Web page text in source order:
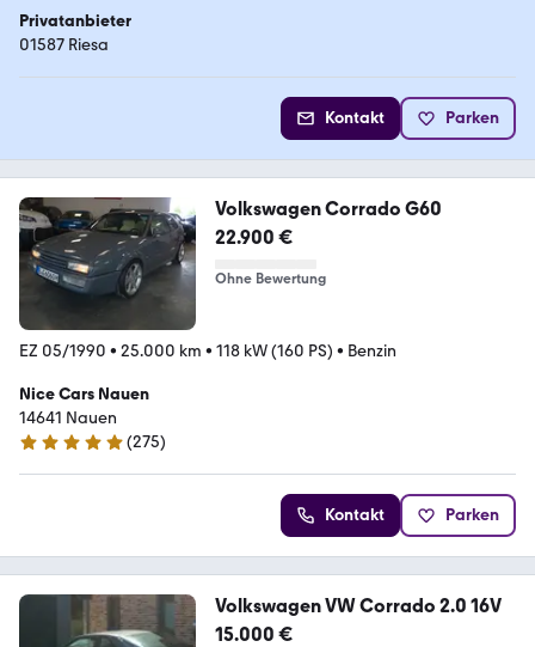
Privatanbieter
01587 Riesa
Kontakt Parken
Volkswagen Corrado G60
22.900 €
Ohne Bewertung
EZ 05/1990 • 25.000 km • 118 kW (160 PS) • Benzin
Nice Cars Nauen
14641 Nauen
4.8 Sterne
(275)
Kontakt Parken
Volkswagen VW Corrado 2.0 16V
15.000 €